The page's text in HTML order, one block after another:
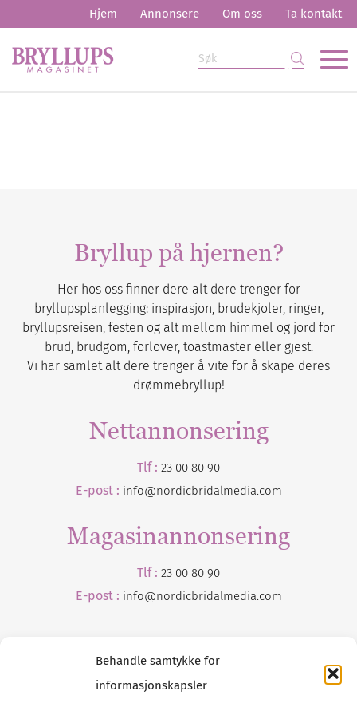
Behandle samtykke for
informasjonskapsler
Hjem Annonsere Om oss Ta kontakt
Bryllup på hjernen?
Her hos oss finner dere alt dere trenger for
bryllupsplanlegging: inspirasjon, brudekjoler, ringer,
bryllupsreisen, festen og alt mellom himmel og jord for
brud, brudgom, forlover, toastmaster eller gjest.
Vi har samlet alt dere trenger å vite for å skape deres
drømmebryllup!
Nettannonsering
Tlf : 23 00 80 90
E-post : info@nordicbridalmedia.com
Magasinannonsering
Tlf : 23 00 80 90
E-post : info@nordicbridalmedia.com